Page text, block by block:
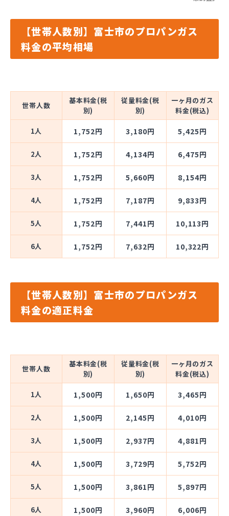
【世帯人数別】富士市のプロパンガス
料金の平均相場
世帯人数
基本料金(税
別)
従量料金(税
別)
一ヶ月のガス
料金(税込)
1人 1,752円 3,180円 5,425円
2人 1,752円 4,134円 6,475円
3人 1,752円 5,660円 8,154円
4人 1,752円 7,187円 9,833円
5人 1,752円 7,441円 10,113円
6人 1,752円 7,632円 10,322円
【世帯人数別】富士市のプロパンガス
料金の適正料金
世帯人数
基本料金(税
別)
従量料金(税
別)
一ヶ月のガス
料金(税込)
1人 1,500円 1,650円 3,465円
2人 1,500円 2,145円 4,010円
3人 1,500円 2,937円 4,881円
4人 1,500円 3,729円 5,752円
5人 1,500円 3,861円 5,897円
6人 1,500円 3,960円 6,006円